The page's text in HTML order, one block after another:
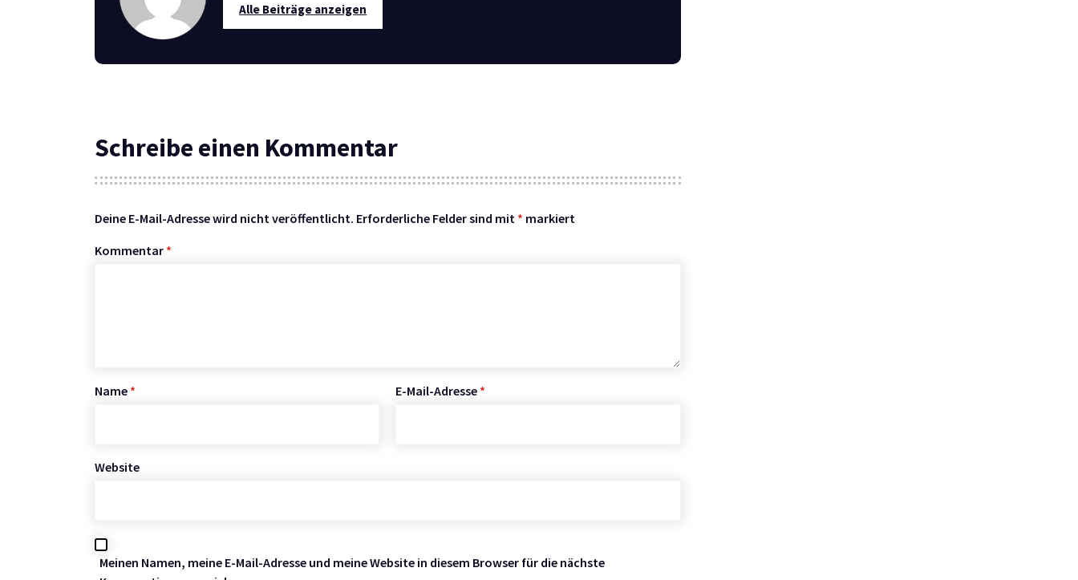
Alle Beiträge anzeigen
Schreibe einen Kommentar
Deine E-Mail-Adresse wird nicht veröffentlicht. Erforderliche Felder sind mit * markiert
Kommentar *
Name * E-Mail-Adresse *
Website
Meinen Namen, meine E-Mail-Adresse und meine Website in diesem Browser für die nächste